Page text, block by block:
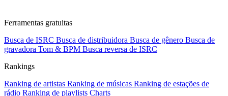
Ferramentas gratuitas
Busca de ISRC Busca de distribuidora Busca de gênero Busca de
gravadora Tom & BPM Busca reversa de ISRC
Rankings
Ranking de artistas Ranking de músicas Ranking de estações de
rádio Ranking de playlists Charts